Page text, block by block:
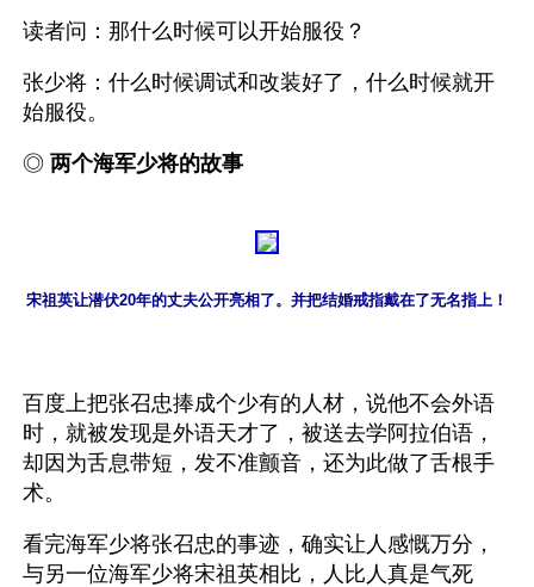
读者问：那什么时候可以开始服役？
张少将：什么时候调试和改装好了，什么时候就开
始服役。
◎ 两个海军少将的故事
宋祖英让潜伏20年的丈夫公开亮相了。并把结婚戒指戴在了无名指上！
百度上把张召忠捧成个少有的人材，说他不会外语
时，就被发现是外语天才了，被送去学阿拉伯语，
却因为舌息带短，发不准颤音，还为此做了舌根手
术。
看完海军少将张召忠的事迹，确实让人感慨万分，
与另一位海军少将宋祖英相比，人比人真是气死